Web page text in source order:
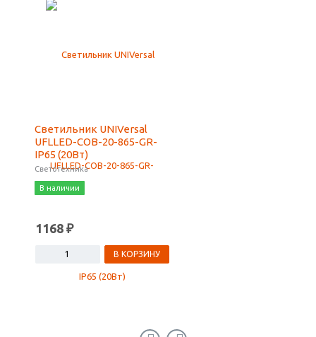
Светильник UNIVersal
UFLLED-COB-20-865-GR-
IP65 (20Вт)
Светотехника
В наличии
1168 ₽
В КОРЗИНУ